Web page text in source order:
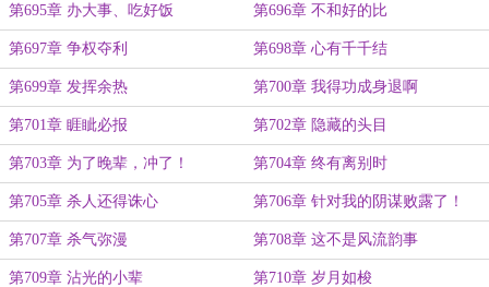
第695章 办大事、吃好饭 第696章 不和好的比
第697章 争权夺利 第698章 心有千千结
第699章 发挥余热 第700章 我得功成身退啊
第701章 睚眦必报 第702章 隐藏的头目
第703章 为了晚辈，冲了！ 第704章 终有离别时
第705章 杀人还得诛心 第706章 针对我的阴谋败露了！
第707章 杀气弥漫 第708章 这不是风流韵事
第709章 沾光的小辈 第710章 岁月如梭